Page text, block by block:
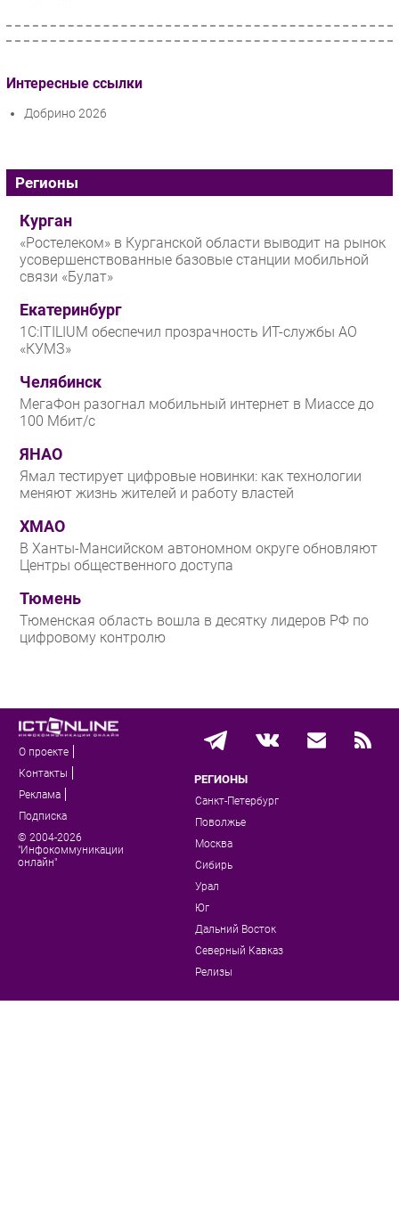
Интересные ссылки
Добрино 2026
Регионы
Курган
«Ростелеком» в Курганской области выводит на рынок
усовершенствованные базовые станции мобильной
связи «Булат»
Екатеринбург
1С:ITILIUM обеспечил прозрачность ИТ-службы АО
«КУМЗ»
Челябинск
МегаФон разогнал мобильный интернет в Миассе до
100 Мбит/с
ЯНАО
Ямал тестирует цифровые новинки: как технологии
меняют жизнь жителей и работу властей
ХМАО
В Ханты-Мансийском автономном округе обновляют
Центры общественного доступа
Тюмень
Тюменская область вошла в десятку лидеров РФ по
цифровому контролю
О проекте
Контакты
Реклама
Подписка
© 2004-2026
"Инфокоммуникации
онлайн"
РЕГИОНЫ
Санкт-Петербург
Поволжье
Москва
Сибирь
Урал
Юг
Дальний Восток
Северный Кавказ
Релизы